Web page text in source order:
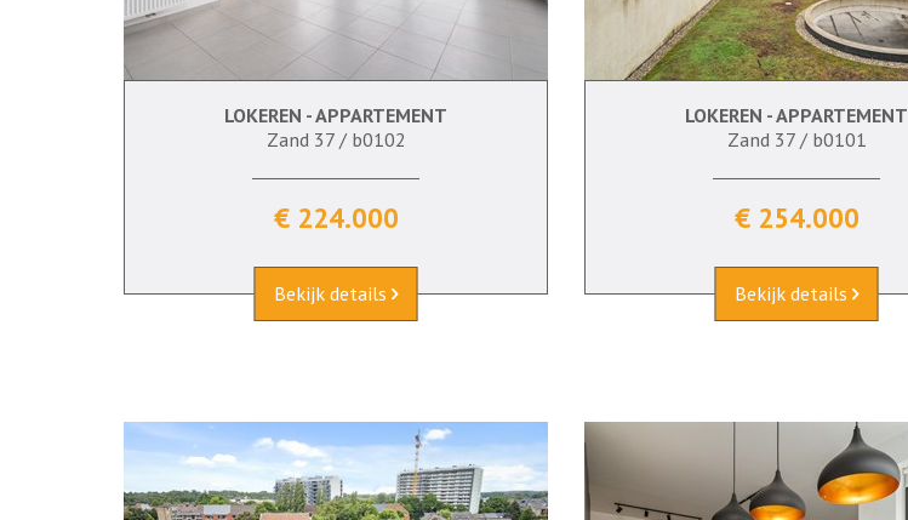
70 m² 2
LOKEREN - APPARTEMENT
Zand 37 / b0102
€ 224.000
Bekijk details
78 m² 2
LOKEREN - APPARTEMENT
Zand 37 / b0101
€ 254.000
Bekijk details